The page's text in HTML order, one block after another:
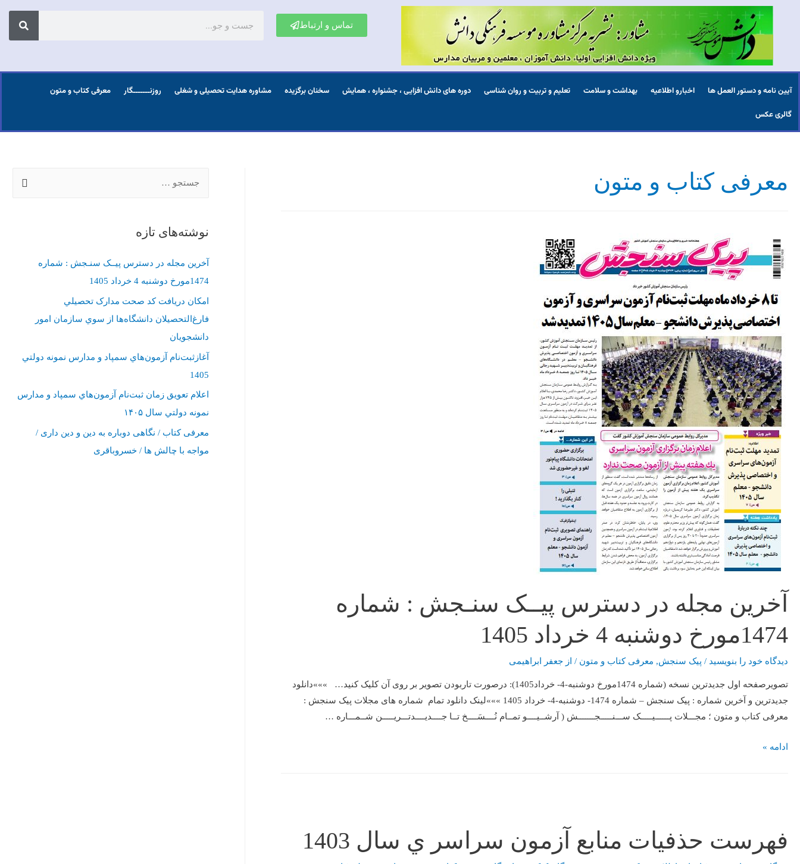
تماس و ارتباط
آیین نامه و دستور العمل ها اخبارو اطلاعیه بهداشت و سلامت تعلیم و تربیت و روان شناسی دوره های دانش افزایی ، جشنواره ، همایش سخنان برگزیده مشاوره هدایت تحصیلی و شغلی روزنـــــــگار
معرفی کتاب و متون
گالری عکس
معرفی کتاب و متون
آخرین مجله در دسترس پیــک سنـجش : شماره
1474مورخ دوشنبه 4 خرداد 1405
دیدگاه‌ خود را بنویسید / پیک سنجش, معرفی کتاب و متون / از جعفر ابراهیمی
تصویرصفحه اول جدیدترین نسخه (شماره 1474مورخ دوشنبه-4- خرداد1405): درصورت تاربودن تصویر بر روی آن کلیک کنید… »»»دانلود
جدیدترین و آخرین شماره : پیک سنجش – شماره 1474- دوشنبه-4- خرداد 1405 »»»لینک دانلود تمام شماره های مجلات پیک سنجش :
معرفی کتاب و متون ؛ مجـــلات پــــــیـــــک ســـنـــــجـــــــش ( آرشــیــــو تمــام نُــــسَــــخ تــا جــــدیــــدتـــریـــــن شــمـــاره …
ادامه »
فهرست حذفيات منابع آزمون سراسر ي سال 1403‏
نوشته‌های تازه
آخرین مجله در دسترس پیــک سنـجش : شماره
1474مورخ دوشنبه 4 خرداد 1405
امکان دريافت کد صحت مدارک تحصيلي
فارغ‌التحصيلان دانشگاه‌ها از سوي سازمان امور
دانشجويان
آغازثبت‌نام آزمون‌هاي سمپاد و مدارس نمونه دولتي
1405
اعلام تعويق زمان ثبت‌نام آزمون‌هاي سمپاد و ‌مدارس
نمونه دولتي سال ۱۴۰۵‏
معرفی کتاب / نگاهی دوباره به دین و دین داری /
مواجه با چالش ها / خسروباقری